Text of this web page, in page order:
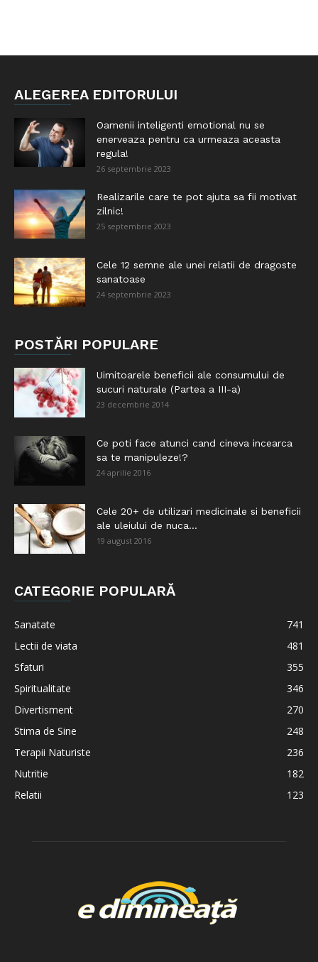
ALEGEREA EDITORULUI
Oamenii inteligenti emotional nu se
enerveaza pentru ca urmeaza aceasta
regula!
26 septembrie 2023
Realizarile care te pot ajuta sa fii motivat
zilnic!
25 septembrie 2023
Cele 12 semne ale unei relatii de dragoste
sanatoase
24 septembrie 2023
POSTĂRI POPULARE
Uimitoarele beneficii ale consumului de
sucuri naturale (Partea a III-a)
23 decembrie 2014
Ce poti face atunci cand cineva incearca
sa te manipuleze!?
24 aprilie 2016
Cele 20+ de utilizari medicinale si beneficii
ale uleiului de nuca...
19 august 2016
CATEGORIE POPULARĂ
Sanatate
741
Lectii de viata
481
Sfaturi
355
Spiritualitate
346
Divertisment
270
Stima de Sine
248
Terapii Naturiste
236
Nutritie
182
Relatii
123